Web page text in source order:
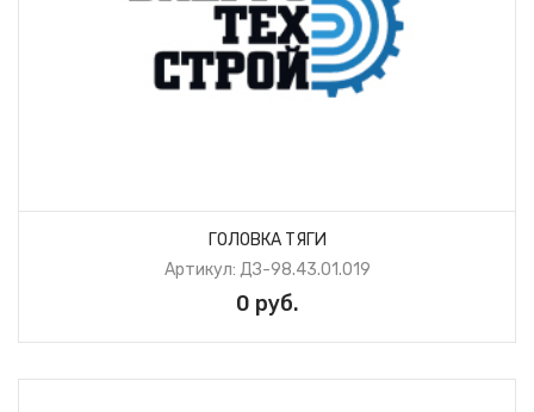
ГОЛОВКА ТЯГИ
Артикул: ДЗ-98.43.01.019
0 руб.